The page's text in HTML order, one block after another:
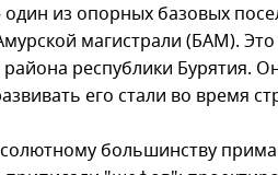
один из опорных базовых
магистрали (БАМ).
республики Бурятия.
его стали во время
большинству